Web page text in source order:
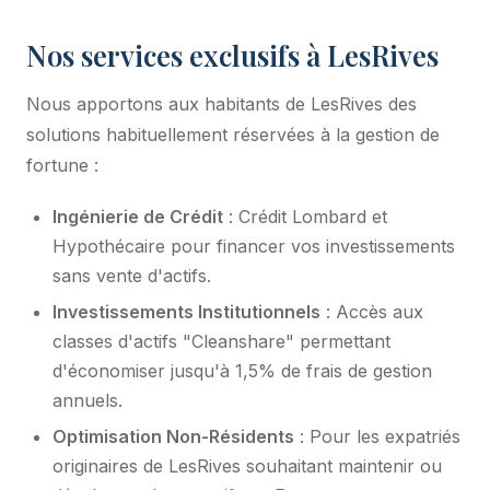
Nos services exclusifs à LesRives
Nous apportons aux habitants de LesRives des
solutions habituellement réservées à la gestion de
fortune :
Ingénierie de Crédit : Crédit Lombard et
Hypothécaire pour financer vos investissements
sans vente d'actifs.
Investissements Institutionnels : Accès aux
classes d'actifs "Cleanshare" permettant
d'économiser jusqu'à 1,5% de frais de gestion
annuels.
Optimisation Non-Résidents : Pour les expatriés
originaires de LesRives souhaitant maintenir ou